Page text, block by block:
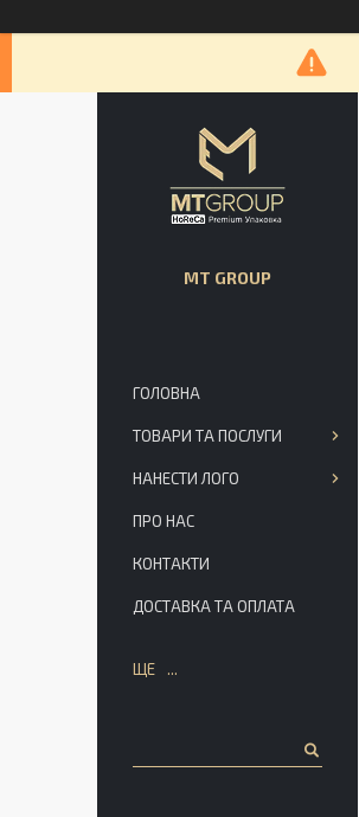
MT GROUP
ГОЛОВНА
ТОВАРИ ТА ПОСЛУГИ
НАНЕСТИ ЛОГО
ПРО НАС
КОНТАКТИ
ДОСТАВКА ТА ОПЛАТА
ЩЕ